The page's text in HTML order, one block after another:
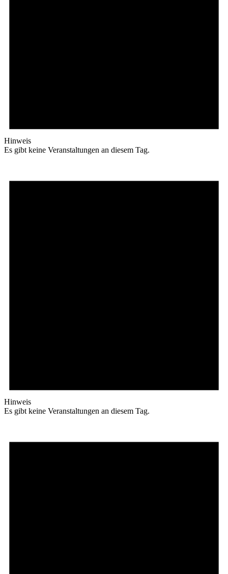
Hinweis
Es gibt keine Veranstaltungen an diesem Tag.
Hinweis
Es gibt keine Veranstaltungen an diesem Tag.